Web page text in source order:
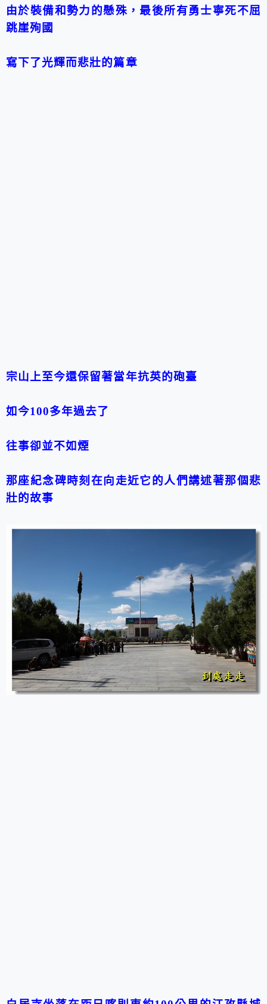
由於裝備和勢力的懸殊，最後所有勇士寧死不屈
跳崖殉國
寫下了光輝而悲壯的篇章
宗山上至今還保留著當年抗英的砲臺
如今100多年過去了
往事卻並不如煙
那座紀念碑時刻在向走近它的人們講述著那個悲
壯的故事